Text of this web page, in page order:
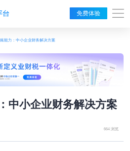
免费体验
能力：中小企业财务解决方案
中小企业财务解决方案
664 浏览